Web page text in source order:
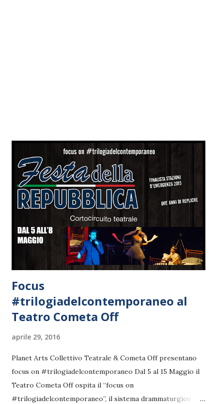
Focus
#trilogiadelcontemporaneo al
Teatro Cometa Off
aprile 29, 2016
Planet Arts Collettivo Teatrale & Cometa Off presentano
focus on #trilogiadelcontemporaneo Dal 5 al 15 Maggio il
Teatro Cometa Off ospita il “focus on
#trilogiadelcontemporaneo”, il sistema drammaturgico –